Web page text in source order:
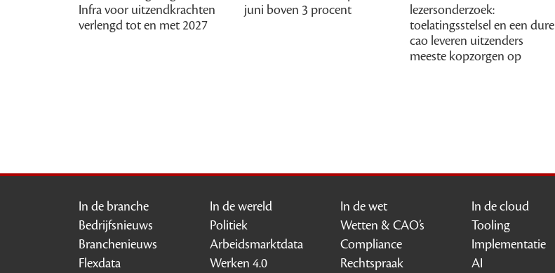
Infra voor uitzendkrachten
verlengd tot en met 2027
juni boven 3 procent
lezersonderzoek:
toelatingsstelsel en een dure
cao leveren uitzenders
meeste kopzorgen op
In de branche
Bedrijfsnieuws
Branchenieuws
Flexdata
In de wereld
Politiek
Arbeidsmarktdata
Werken 4.0
In de wet
Wetten & CAO’s
Compliance
Rechtspraak
In de cloud
Tooling
Implementatie
AI